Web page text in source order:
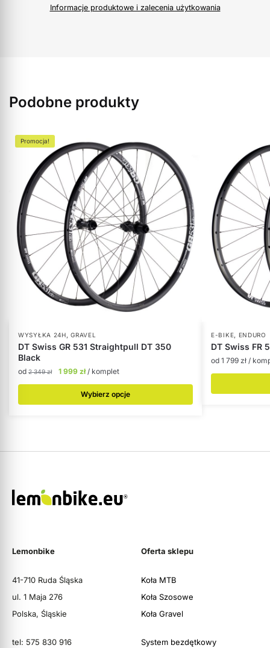
Informacje produktowe i zalecenia użytkowania
Podobne produkty
Promocja!
WYSYŁKA 24H,GRAVEL
DT Swiss GR 531 Straightpull DT 350
Black
od 2 349zł 1 999 zł/ komplet
Wybierz opcje
E-BIKE, ENDURO
DT Swiss FR
od 1 799 zł /
Lemonbike
41-710 Ruda Śląska
ul. 1 Maja 276
Polska, Śląskie
tel: 575 830 916
Oferta sklepu
Koła MTB
Koła Szosowe
Koła Gravel
System bezdętkowy